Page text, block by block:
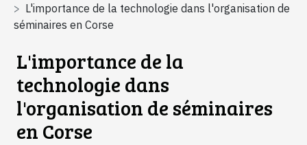
L'importance de la technologie dans l'organisation de
séminaires en Corse
L'importance de la
technologie dans
l'organisation de séminaires
en Corse